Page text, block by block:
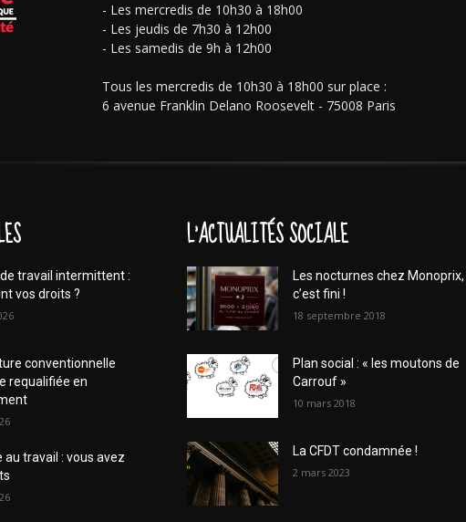
- Les mercredis de 10h30 à 18h00
- Les jeudis de 7h30 à 12h00
- Les samedis de 9h à 12h00
Tous les mercredis de 10h30 à 18h00 sur place :
6 avenue Franklin Delano Roosevelt - 75008 Paris
travail intermittent :
vos droits ?
conventionnelle
requalifiée en
au travail : vous avez
L'ACTUALITÉS SOCIALE
Les nocturnes chez Monoprix,
c’est fini !
18 septembre 2018
Plan social : « les moutons de
Carrouf »
10 mars 2018
La CFDT condamnée !
2 mars 2023